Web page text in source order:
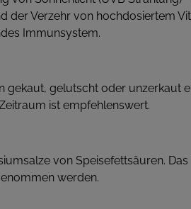
Verzehr von hochdosiertem
Immunsystem.
gekaut, gelutscht oder unzerkaut
ist empfehlenswert.
von Speisefettsäuren.
werden.